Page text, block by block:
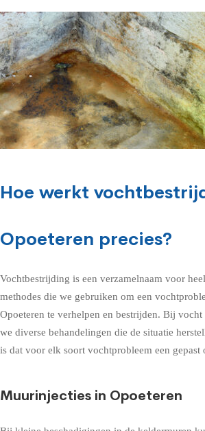
Hoe werkt
Opoeteren precies?
Vochtbestrijding is een verzamelnaam voor
methodes die we gebruiken om een
Opoeteren te verhelpen en bestrijden. Bij
we diverse behandelingen die de situatie
is dat voor elk soort vochtprobleem een gepast
Muurinjecties in Opoeteren